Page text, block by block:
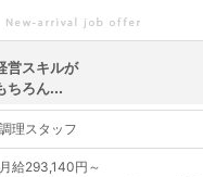
営スキルが
ちろん...
調理スタッフ
月給293,140円～